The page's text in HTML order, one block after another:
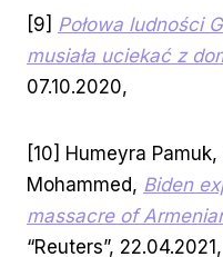
[9] Połowa ludności
musiała uciekać z
07.10.2020,
[10] Humeyra
Mohammed, Biden
massacre of
“Reuters”, 22.04.2021,